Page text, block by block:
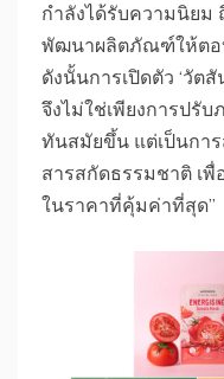
กำลังได้รับความนิยม
พัฒนาผลิตภัณฑ์ให้ตอ
ดังนั้นการเปิดตัว ‘วัต
จึงไม่ใช่เพียงการปรั
ทันสมัยขึ้น แต่เป็นกา
สารสกัดธรรมชาติ เ
ในราคาที่คุ้มค่าที่สุด”